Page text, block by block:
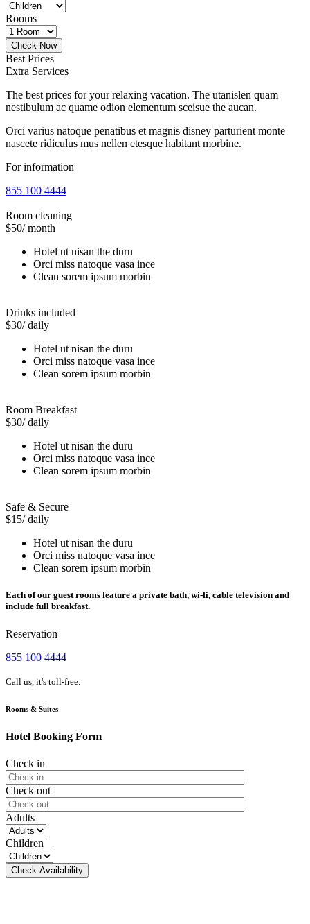
Rooms
Best Prices
Extra Services
The best prices for your relaxing vacation. The utanislen quam
nestibulum ac quame odion elementum sceisue the aucan.
Orci varius natoque penatibus et magnis disney parturient monte
nascete ridiculus mus nellen etesque habitant morbine.
For information
855 100 4444
Room cleaning
$50/ month
Hotel ut nisan the duru
Orci miss natoque vasa ince
Clean sorem ipsum morbin
Drinks included
$30/ daily
Hotel ut nisan the duru
Orci miss natoque vasa ince
Clean sorem ipsum morbin
Room Breakfast
$30/ daily
Hotel ut nisan the duru
Orci miss natoque vasa ince
Clean sorem ipsum morbin
Safe & Secure
$15/ daily
Hotel ut nisan the duru
Orci miss natoque vasa ince
Clean sorem ipsum morbin
Each of our guest rooms feature a private bath, wi-fi, cable television and
include full breakfast.
Reservation
855 100 4444
Call us, it's toll-free.
Rooms & Suites
Hotel Booking Form
Check in
Check out
Adults
Children